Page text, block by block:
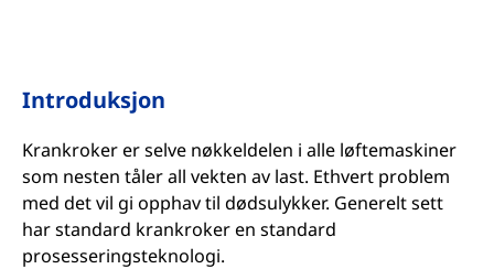
Introduksjon
Krankroker er selve nøkkeldelen i alle løftemaskiner
som nesten tåler all vekten av last. Ethvert problem
med det vil gi opphav til dødsulykker. Generelt sett
har standard krankroker en standard
prosesseringsteknologi.